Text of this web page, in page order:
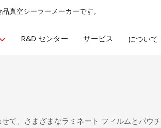
品真空シーラーメーカーです。
R&D センター サービス について
て、さまざまなラミネート フィルムとパ